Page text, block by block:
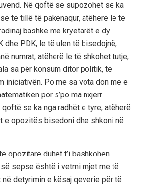
Në qoftë se supozohet se ka
të tillë të pakënaqur, atëherë le të
bashkë me kryetarët e dy
dhe PDK, le të ulen të bisedojnë,
numrat, atëherë le të shkohet tutje,
sa për konsum ditor politik, të
iniciativën. Po me sa vota don me e
por s’po ma nxjerr
se ka nga radhët e tyre, atëherë
e opozitës bisedoni dhe shkoni në
opozitare duhet t’i bashkohen
sepse është i vetmi mjet me të
detyrimin e kësaj qeverie për të